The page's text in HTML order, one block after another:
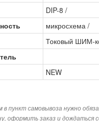
DIP-8 /
микросхема /
Токовый ШИМ-
NEW
в пункт самовывоза нужно
оформить заказ и дождаться